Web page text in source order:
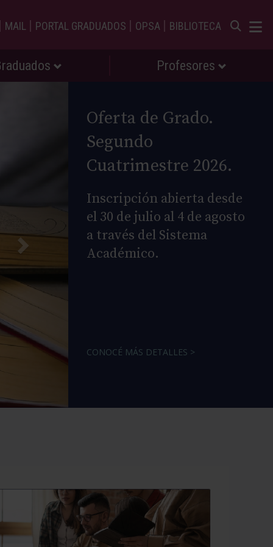
| MAIL | PORTAL GRADUADOS | OPSA | BIBLIOTECA
Profesores
Oferta de Grado.
Segundo
Cuatrimestre 2026.
Inscripción abierta desde
el 30 de julio al 4 de agosto
a través del Sistema
Académico.
CONOCÉ MÁS DETALLES >